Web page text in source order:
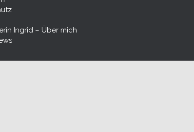
Ingrid – Über mich